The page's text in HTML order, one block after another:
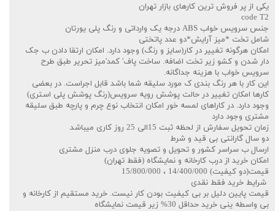
یکی از پر فروش ترین کارهای بازار تهران‌‌
code T2
جنس سرویس خواب ABS درجه یک وارداتی و رنگ پلی یورتان
شامل تخت *میز آرایش*دو عدد پاتختی
امکان هرگونه تغییر در کار(سایز و رنگ) وجود دارد. امکان ارتقا دادن ب جک
دار شدن و کشو زیر تخت اضافه. ساخت پاف' کمد'میز تحریر طبق طرح
سرویس خواب با هزینه جداگانه.
این کار با هر رنگ بندی ک مورد سلیقه شما باشد قابل اجراست. در بعضی
کارها امکان تغییر در حالت پوشش رویه سرویس(رنگ پوشش پلی استری)
وجود دارد. در کاراهای لمسه خور امکان انتخاب نوع چرم و پارچه طبق سلیقه
مشتری وجود دارد
زمان تحویل سفارش از لحظه ثبت 15الی 25 روز کاری میباشد
دو سال گارانتی بی قید و شرط
ارسال ب سراسر کشور و تحویل و تصویه جلوی درب منزل مشتری
امکان خرید از درب کارخانه و نمایشگاه (فقط تهران)
قیمت(دو کیفیت) 14/400/000 ، 15/800/000
️شرایط خرید فقط نقدی
قیمت پایین دلیل بر بی کیفیت بودن کار نیست. خرید مستقیم از کارخانه و
بی واسطه ینی خرید حداقل 30% زیر قیمت نمایشگاه